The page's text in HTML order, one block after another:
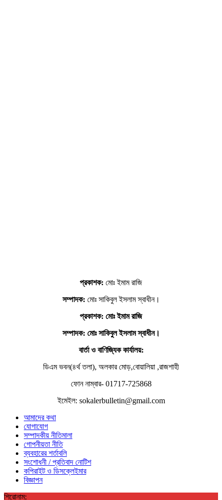
প্রকাশক: মোঃ ইমাম রাজি
সম্পাদক: মোঃ সাকিবুল ইসলাম স্বাধীন।
প্রকাশক: মোঃ ইমাম রাজি
সম্পাদক: মোঃ সাকিবুল ইসলাম স্বাধীন।
বার্তা ও বাণিজ্যিক কার্যালয়:
ডিএম ভবন(৪র্থ তলা), অলকার মোড়,বোয়ালিয়া ,রাজশাহী
ফোন নাম্বার- 01717-725868
ইমেইল: sokalerbulletin@gmail.com
আমাদের কথা
যোগাযোগ
সম্পাদকীয় নীতিমালা
গোপনীয়তা নীতি
ব্যবহারের শর্তাবলি
সংশোধনী / প্রতিবাদ নোটিশ
কপিরাইট ও ডিসক্লেইমার
বিজ্ঞাপন
শিরোনাম: